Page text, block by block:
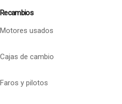
Recambios
Motores usados
Cajas de cambio
Faros y pilotos